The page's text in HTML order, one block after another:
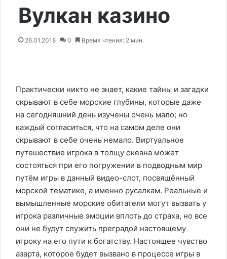
Вулкан казино
26.01.2018 0 Время чтения: 2 мин.
Практически никто не знает, какие тайны и загадки
скрывают в себе морские глубины, которые даже
на сегодняшний день изучены очень мало; но
каждый согласиться, что на самом деле они
скрывают в себе очень немало. Виртуальное
путешествие игрока в толщу океана может
состояться при его погружении в подводным мир
путём игры в данный видео-слот, посвящённый
морской тематике, а именно русалкам. Реальные и
вымышленные морские обитатели могут вызвать у
игрока различные эмоции вплоть до страха, но все
они не будут служить преградой настоящему
игроку на его пути к богатству. Настоящее чувство
азарта, которое будет вызвано в процессе игры в